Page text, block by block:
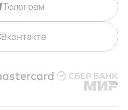
Телеграм
Вконтакте